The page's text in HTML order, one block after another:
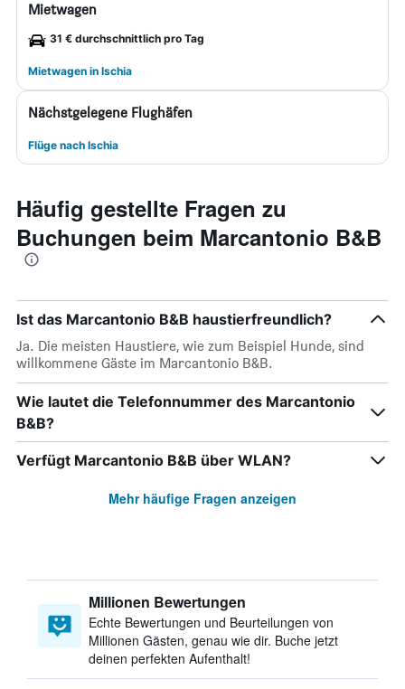
Mietwagen
31 € durchschnittlich pro Tag
Mietwagen in Ischia
Nächstgelegene Flughäfen
Flüge nach Ischia
Häufig gestellte Fragen zu
Buchungen beim Marcantonio B&B
Ist das Marcantonio B&B haustierfreundlich?
Ja. Die meisten Haustiere, wie zum Beispiel Hunde, sind
willkommene Gäste im Marcantonio B&B.
Wie lautet die Telefonnummer des Marcantonio
B&B?
Verfügt Marcantonio B&B über WLAN?
Mehr häufige Fragen anzeigen
Millionen Bewertungen
Echte Bewertungen und Beurteilungen von
Millionen Gästen, genau wie dir. Buche jetzt
deinen perfekten Aufenthalt!